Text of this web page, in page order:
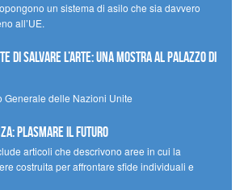
un sistema di asilo che sia davvero
all’UE.
di salvare l’arte: una mostra al Palazzo di
Generale delle Nazioni Unite
plasmare il futuro
articoli che descrivono aree in cui la
costruita per affrontare sfide individuali e